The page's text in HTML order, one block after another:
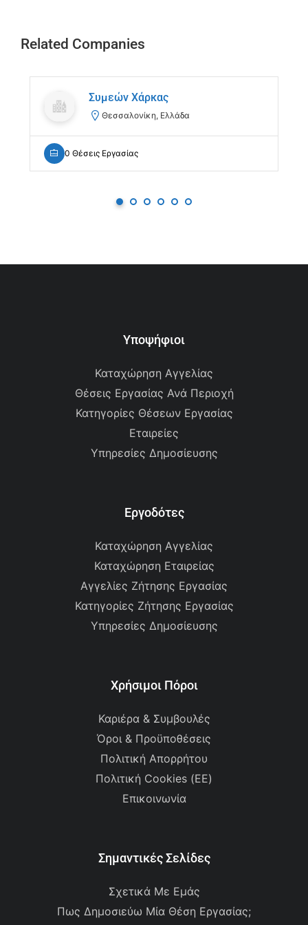
Related Companies
Συμεών Χάρκας
Θεσσαλονίκη, Ελλάδα
0 Θέσεις Εργασίας
Υποψήφιοι
Καταχώρηση Αγγελίας
Θέσεις Εργασίας Ανά Περιοχή
Κατηγορίες Θέσεων Εργασίας
Εταιρείες
Υπηρεσίες Δημοσίευσης
Εργοδότες
Καταχώρηση Αγγελίας
Καταχώρηση Εταιρείας
Αγγελίες Ζήτησης Εργασίας
Κατηγορίες Ζήτησης Εργασίας
Υπηρεσίες Δημοσίευσης
Χρήσιμοι Πόροι
Καριέρα & Συμβουλές
Όροι & Προϋποθέσεις
Πολιτική Απορρήτου
Πολιτική Cookies (ΕΕ)
Επικοινωνία
Σημαντικές Σελίδες
Σχετικά Με Εμάς
Πως Δημοσιεύω Μία Θέση Εργασίας;